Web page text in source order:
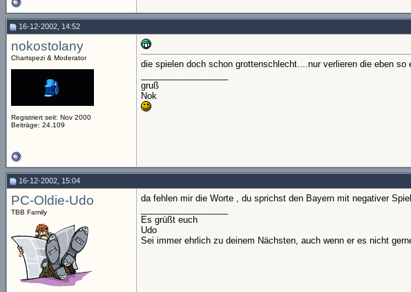
16-12-2002, 14:52
nokostolany
Chartspezi & Moderator
Registriert seit: Nov 2000
Beiträge: 24.109
die spielen doch schon grottenschlecht....nur verlieren die eben so
gruß
Nok
16-12-2002, 15:04
PC-Oldie-Udo
TBB Family
da fehlen mir die Worte , du sprichst den Bayern mit negativer
Es grüßt euch
Udo
Sei immer ehrlich zu deinem Nächsten, auch wenn er es nicht